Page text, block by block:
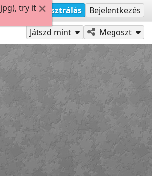
Regisztrálás Bejelentkezés
Játszd mint Megoszt
try it